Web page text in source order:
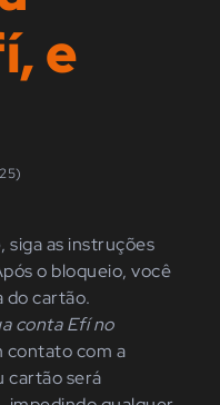
e
, siga as instruções
o bloqueio, você
do cartão.
conta Efí no
contato com a
cartão será